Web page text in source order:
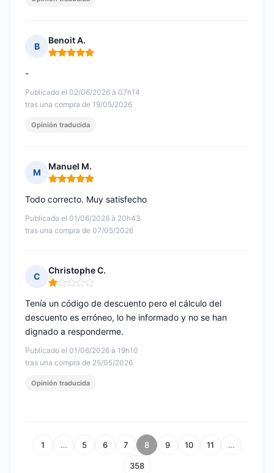
B
Benoit A.
Nota: 5 de 5
Publicado el 02/06/2026 à 07h14
tras una compra de 19/05/2026
-
Opinión traducida
M
Manuel M.
Nota: 5 de 5
Publicado el 01/06/2026 à 20h43
tras una compra de 07/05/2026
Todo correcto. Muy satisfecho
C
Christophe C.
Nota: 1 de 5
Publicado el 01/06/2026 à 19h10
tras una compra de 25/05/2026
Tenía un código de descuento pero el cálculo del
descuento es erróneo, lo he informado y no se han
dignado a responderme.
Opinión traducida
1 … 5 6 7 8 9 10 11 …
358